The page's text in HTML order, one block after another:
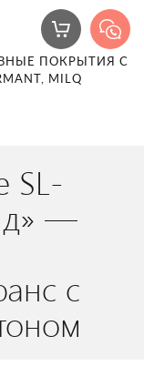
ПОКРЫТИЯ С
MILQ
SL-
—
с